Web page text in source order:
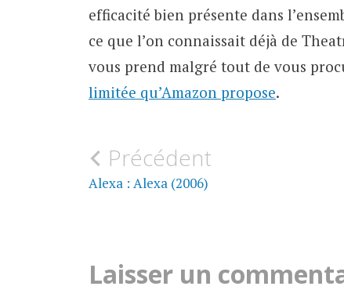
efficacité bien présente dans
ce que l’on connaissait déjà de
vous prend malgré tout de vous
limitée qu’Amazon propose.
MUSIQUE
CHRONIQUES
Navigation
de
Précédent
Alexa : Alexa (2006)
Laisser un